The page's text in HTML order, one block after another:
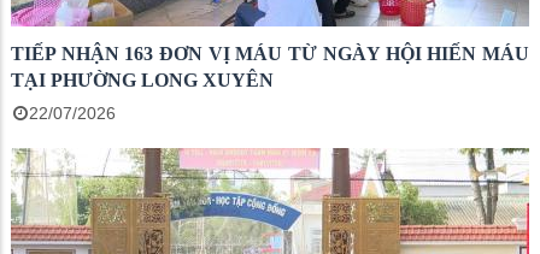
TIẾP NHẬN 163 ĐƠN VỊ MÁU TỪ NGÀY HỘI HIẾN MÁU
TẠI PHƯỜNG LONG XUYÊN
22/07/2026